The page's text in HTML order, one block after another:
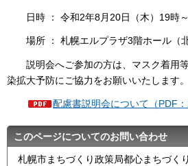
日時 ： 令和2年8月20日（木）19時～
場所 ： 札幌エルプラザ3階ホール（北
説明会へご参加の方は、マスク着用
染拡大予防にご協力をお願いいたします。
配慮書説明会について（PDF：
このページについてのお問い合わせ
札幌市まちづくり政策局都心まちづく